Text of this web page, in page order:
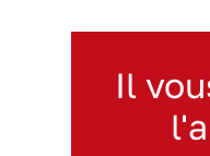
Il